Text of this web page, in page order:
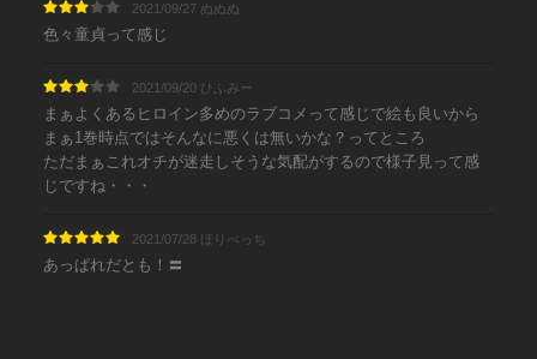
2021/09/27 ぬぬぬ
色々童貞って感じ
2021/09/20 ひふみー
まぁよくあるヒロイン多めのラブコメって感じで絵も良いから
まぁ1巻時点ではそんなに悪くは無いかな？ってところ
ただまぁこれオチが迷走しそうな気配がするので様子見って感
じですね・・・
2021/07/28 ほりべっち
あっぱれだとも！〓